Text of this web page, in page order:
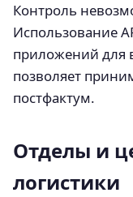
Контроль
Использование
приложений для
позволяет
постфактум.
Отделы и
логистики